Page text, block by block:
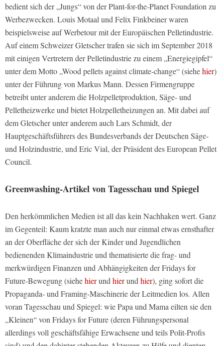
bedient sich der „Jungs“ von der Plant-for-the-Planet Foundation zu
Werbezwecken. Louis Motaal und Felix Finkbeiner waren
beispielsweise auf Werbetour mit der Europäischen Pelletindustrie.
Auf einem Schweizer Gletscher trafen sie sich im September 2018
mit einigen Vertretern der Pelletindustrie zu einem „Energiegipfel“
unter dem Motto „Wood pellets against climate-change“ (siehehier)
unter der Führung von Markus Mann. Dessen Firmengruppe
betreibt unter anderem die Holzpelletproduktion, Säge- und
Pelletheizwerke und bietet Holzpelletheizungen an. Mit dabei auf
dem Gletscher unter anderem auch Lars Schmidt, der
Hauptgeschäftsführers des Bundesverbands der Deutschen Säge-
und Holzindustrie, und Eric Vial, der Präsident des European Pellet
Council.
Greenwashing-Artikel von Tagesschau und Spiegel
Den herkömmlichen Medien ist all das kein Nachhaken wert. Ganz
im Gegenteil: Kaum kratzte man auch nur einmal etwas ernsthafter
an der Oberfläche der sich der Kinder und Jugendlichen
bedienenden Klimaindustrie und thematisierte die frag- und
merkwürdigen Finanzen und Abhängigkeiten der Fridays for
Future-Bewegung (siehehierund hierund hier), ging sofort die
Propaganda- und Framing-Maschinerie der Leitmedien los. Allen
voran Tagesschau und Spiegel: wie Papa und Mama eilten sie den
„Kleinen“ von Fridays for Future (deren Führungspersonal
allerdings voll geschäftsfähige Erwachsene und teils Polit-Profis